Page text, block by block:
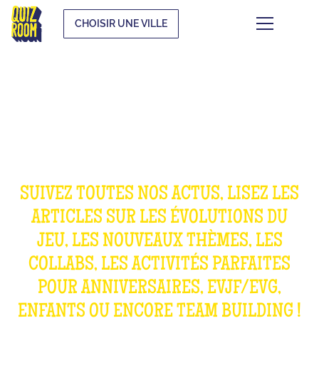
CHOISIR UNE VILLE
SUIVEZ TOUTES NOS ACTUS, LISEZ LES
ARTICLES SUR LES ÉVOLUTIONS DU
JEU, LES NOUVEAUX THÈMES, LES
COLLABS, LES ACTIVITÉS PARFAITES
POUR ANNIVERSAIRES, EVJF/EVG,
ENFANTS OU ENCORE TEAM BUILDING !